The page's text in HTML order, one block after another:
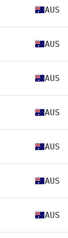
AUS
AUS
AUS
AUS
AUS
AUS
AUS